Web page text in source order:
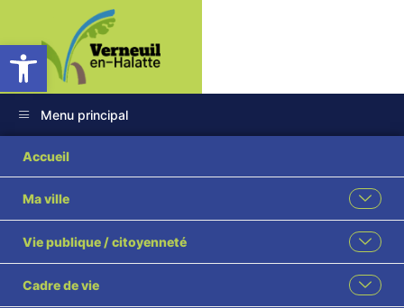
Ouvrir la barre d’outils
Menu principal
Accueil
Ma ville
Vie publique / citoyenneté
Cadre de vie